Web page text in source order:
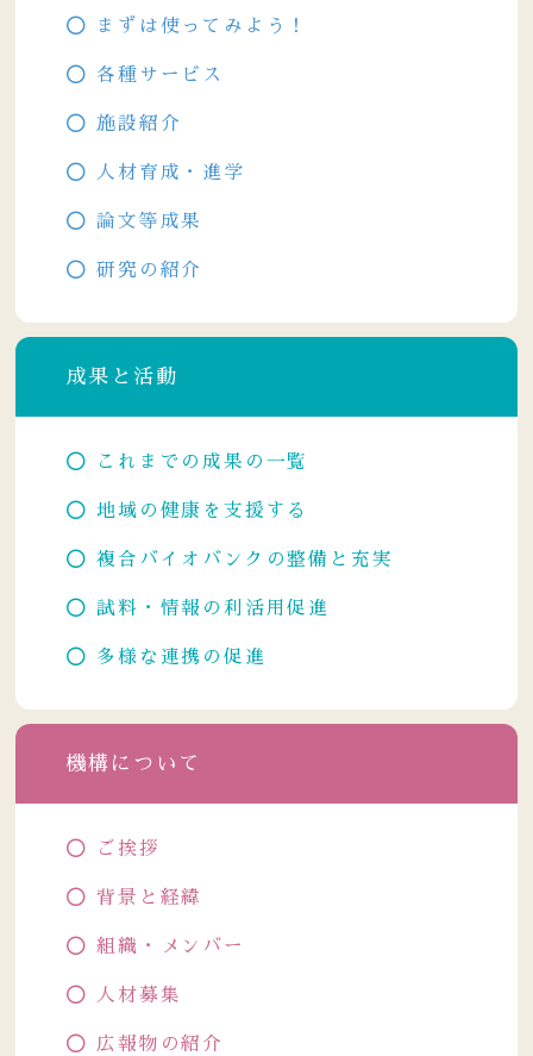
まずは使ってみよう！
各種サービス
施設紹介
人材育成・進学
論文等成果
研究の紹介
成果と活動
これまでの成果の一覧
地域の健康を支援する
複合バイオバンクの整備と充実
試料・情報の利活用促進
多様な連携の促進
機構について
ご挨拶
背景と経緯
組織・メンバー
人材募集
広報物の紹介